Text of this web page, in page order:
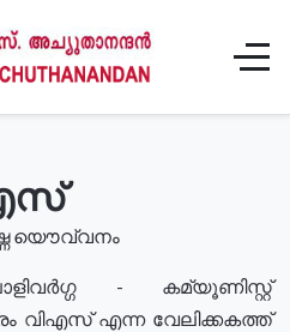
യൌവ്വനം
- കമ്യൂണിസ്റ്റ്
വിഎസ് എന്ന വേലിക്കകത്ത്